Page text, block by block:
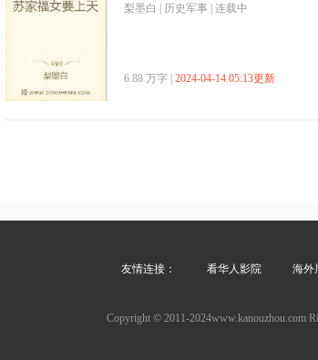
梨墨白 历史军事 | 连载中
6.88 万字 | 2024-04-14 05:13更新
友情连接： 看华人影院 海外
Copyright © 2011-2024www.kanouzhou.com